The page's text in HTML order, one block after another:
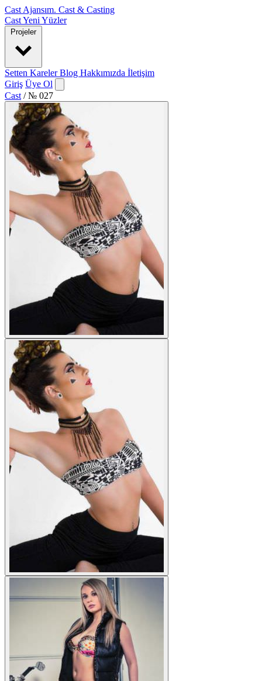
Cast Ajansım. Cast & Casting
CastYeni Yüzler
Projeler
Setten KarelerBlog Hakkımızda İletişim
Giriş Üye Ol
Cast / № 027